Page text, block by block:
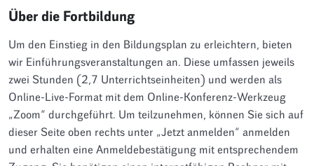
Über die Fortbildung
Um den Einstieg in den Bildungsplan zu erleichtern, bieten
wir Einführungsveranstaltungen an. Diese umfassen jeweils
zwei Stunden (2,7 Unterrichtseinheiten) und werden als
Online-Live-Format mit dem Online-Konferenz-Werkzeug
„Zoom“ durchgeführt. Um teilzunehmen, können Sie sich auf
dieser Seite oben rechts unter „Jetzt anmelden“ anmelden
und erhalten eine Anmeldebestätigung mit entsprechendem